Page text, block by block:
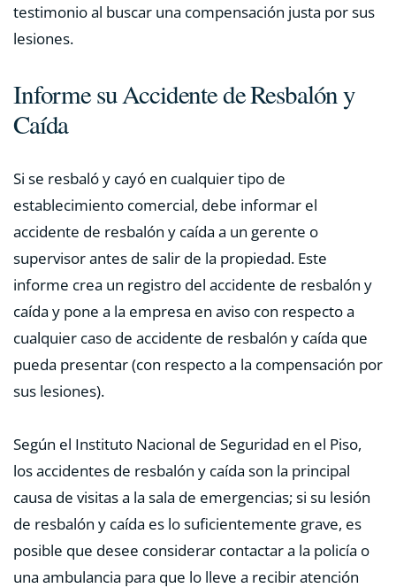
testimonio al buscar una compensación justa por sus
lesiones.
Informe su Accidente de Resbalón y
Caída
Si se resbaló y cayó en cualquier tipo de
establecimiento comercial, debe informar el
accidente de resbalón y caída a un gerente o
supervisor antes de salir de la propiedad. Este
informe crea un registro del accidente de resbalón y
caída y pone a la empresa en aviso con respecto a
cualquier caso de accidente de resbalón y caída que
pueda presentar (con respecto a la compensación por
sus lesiones).
Según el Instituto Nacional de Seguridad en el Piso,
los accidentes de resbalón y caída son la principal
causa de visitas a la sala de emergencias; si su lesión
de resbalón y caída es lo suficientemente grave, es
posible que desee considerar contactar a la policía o
una ambulancia para que lo lleve a recibir atención